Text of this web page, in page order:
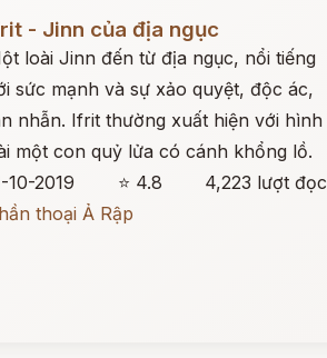
- Jinn của địa ngục
loài Jinn đến từ địa ngục, nổi tiếng
sức mạnh và sự xảo quyệt, độc ác,
nhẫn. Ifrit thường xuất hiện với hình
một con quỷ lửa có cánh khổng lồ.
10-2019
⭐ 4.8
4,223 lượt đọc
thoại Ả Rập